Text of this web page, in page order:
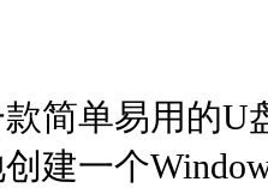
简单易用的U
建一个